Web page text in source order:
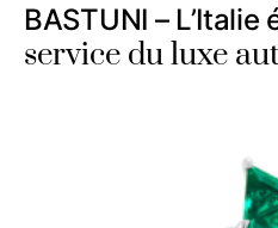
BASTUNI – L’Italie
service du luxe